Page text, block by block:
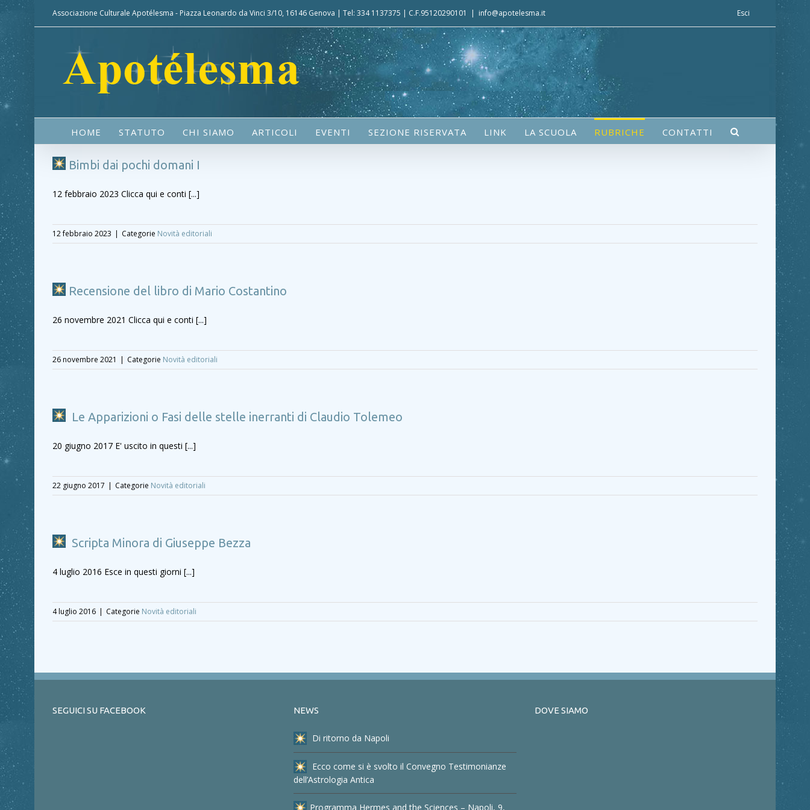
Associazione Culturale Apotélesma - Piazza Leonardo da Vinci 3/10, 16146 Genova | Tel: 334 1137375 | C.F.95120290101 | info@apotelesma.it Esci
HOME STATUTO CHI SIAMO ARTICOLI EVENTI SEZIONE RISERVATA LINK LA SCUOLA RUBRICHE CONTATTI
Bimbi dai pochi domani I
12 febbraio 2023 Clicca qui e conti [...]
12 febbraio 2023 | Categorie Novità editoriali
Recensione del libro di Mario Costantino
26 novembre 2021 Clicca qui e conti [...]
26 novembre 2021 | Categorie Novità editoriali
Le Apparizioni o Fasi delle stelle inerranti di Claudio Tolemeo
20 giugno 2017 E' uscito in questi [...]
22 giugno 2017 | Categorie Novità editoriali
Scripta Minora di Giuseppe Bezza
4 luglio 2016 Esce in questi giorni [...]
4 luglio 2016 | Categorie Novità editoriali
SEGUICI SU FACEBOOK NEWS
Di ritorno da Napoli
Ecco come si è svolto il Convegno Testimonianze
dell’Astrologia Antica
Programma Hermes and the Sciences – Napoli, 9,
DOVE SIAMO